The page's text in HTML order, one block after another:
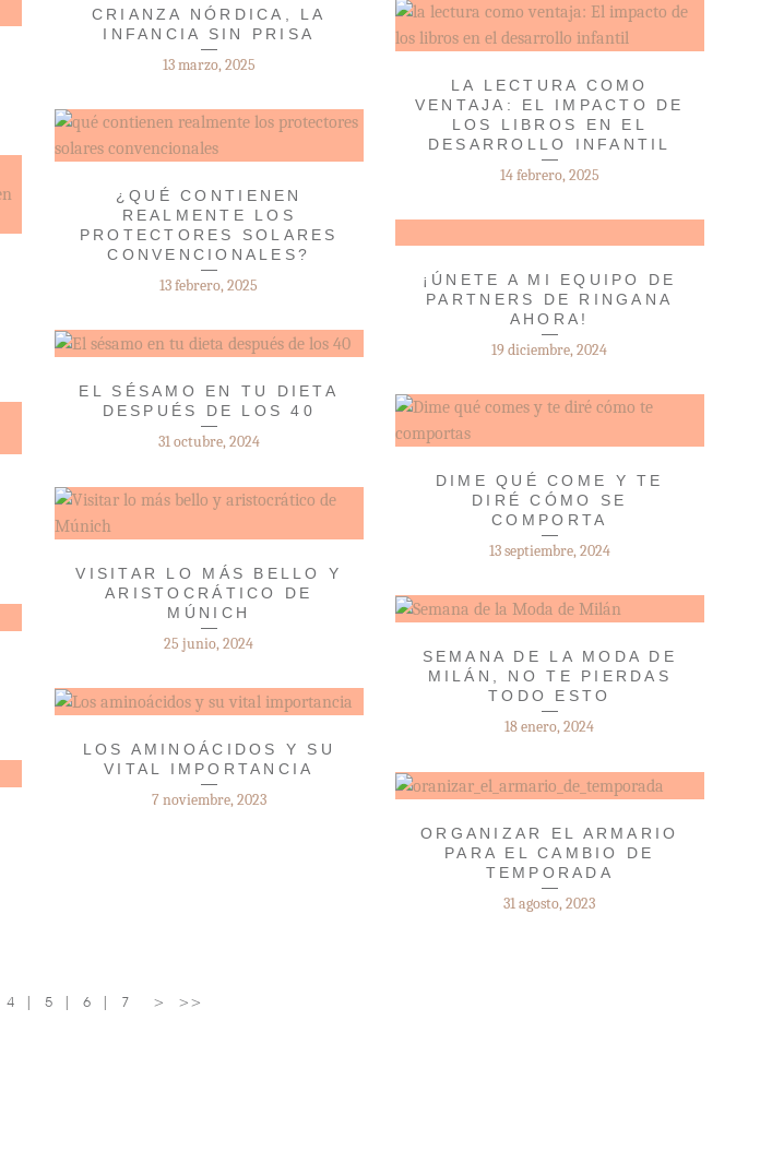
CRIANZA NÓRDICA, LA
INFANCIA SIN PRISA
13 marzo, 2025
LA LECTURA COMO
VENTAJA: EL IMPACTO DE
LOS LIBROS EN EL
DESARROLLO INFANTIL
14 febrero, 2025
¿QUÉ CONTIENEN
REALMENTE LOS
PROTECTORES SOLARES
CONVENCIONALES?
13 febrero, 2025
¡ÚNETE A MI EQUIPO DE
PARTNERS DE RINGANA
AHORA!
19 diciembre, 2024
EL SÉSAMO EN TU DIETA
DESPUÉS DE LOS 40
31 octubre, 2024
DIME QUÉ COME Y TE
DIRÉ CÓMO SE
COMPORTA
13 septiembre, 2024
VISITAR LO MÁS BELLO Y
ARISTOCRÁTICO DE
MÚNICH
25 junio, 2024
SEMANA DE LA MODA DE
MILÁN, NO TE PIERDAS
TODO ESTO
18 enero, 2024
LOS AMINOÁCIDOS Y SU
VITAL IMPORTANCIA
7 noviembre, 2023
ORGANIZAR EL ARMARIO
PARA EL CAMBIO DE
TEMPORADA
31 agosto, 2023
4 5 6 7 > >>